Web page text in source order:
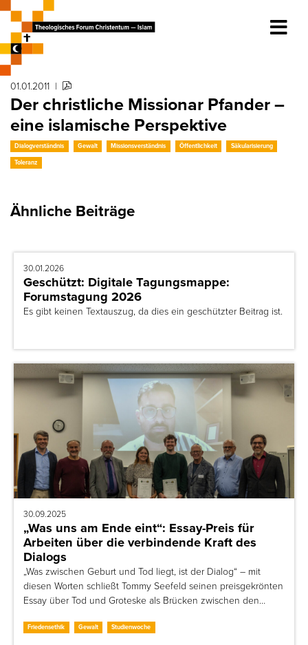
01.01.2011 |
Der christliche Missionar Pfander –
eine islamische Perspektive
Dialogverständnis Gewalt Missionsverständnis Öffentlichkeit
Säkularisierung
Toleranz
Ähnliche Beiträge
30.01.2026
Geschützt: Digitale Tagungsmappe:
Forumstagung 2026
Es gibt keinen Textauszug, da dies ein geschützter Beitrag ist.
30.09.2025
„Was uns am Ende eint“: Essay-Preis für
Arbeiten über die verbindende Kraft des
Dialogs
„Was zwischen Geburt und Tod liegt, ist der Dialog“ – mit
diesen Worten schließt Tommy Seefeld seinen preisgekrönten
Essay über Tod und Groteske als Brücken zwischen den…
Friedensethik Gewalt Studienwoche